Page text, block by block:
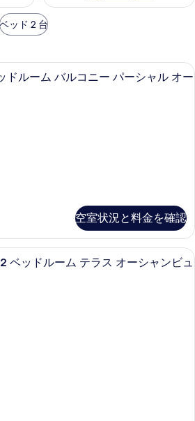
ベッド 2 台
エリート スイート 1 ベッドルーム
ドルーム バルコニー パーシャル オー
空室状況と料金を確認
ベッドルーム テラス オーシャンビュ